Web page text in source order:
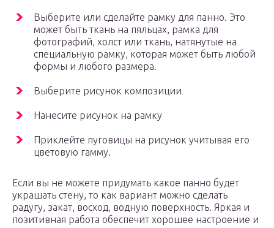
Выберите или сделайте рамку для панно. Это
может быть ткань на пяльцах, рамка для
фотографий, холст или ткань, натянутые на
специальную рамку, которая может быть любой
формы и любого размера.
Выберите рисунок композиции
Нанесите рисунок на рамку
Приклейте пуговицы на рисунок учитывая его
цветовую гамму.
Если вы не можете придумать какое панно будет
украшать стену, то как вариант можно сделать
радугу, закат, восход, водную поверхность. Яркая и
позитивная работа обеспечит хорошее настроение и